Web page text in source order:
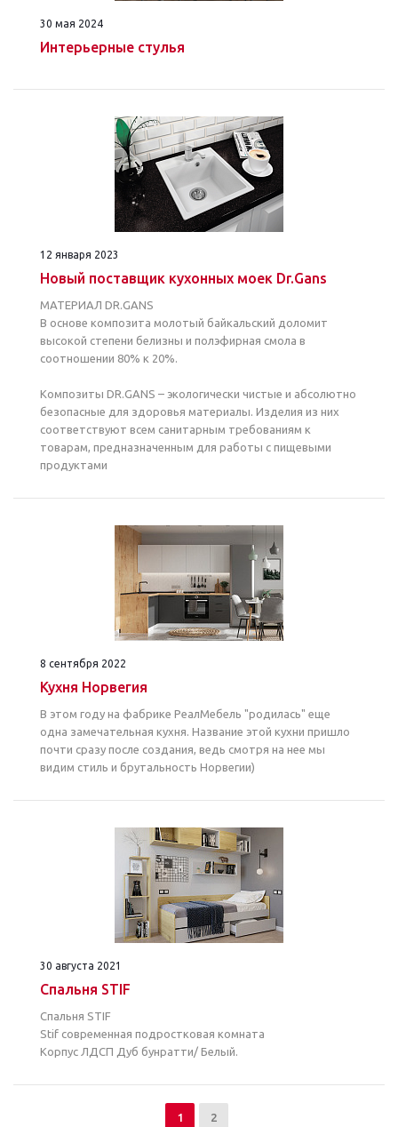
30 мая 2024
Интерьерные стулья
12 января 2023
Новый поставщик кухонных моек Dr.Gans
МАТЕРИАЛ DR.GANS
В основе композита молотый байкальский доломит
высокой степени белизны и полэфирная смола в
соотношении 80% к 20%.
Композиты DR.GANS – экологически чистые и абсолютно
безопасные для здоровья материалы. Изделия из них
соответствуют всем санитарным требованиям к
товарам, предназначенным для работы с пищевыми
продуктами
8 сентября 2022
Кухня Норвегия
В этом году на фабрике РеалМебель "родилась" еще
одна замечательная кухня. Название этой кухни пришло
почти сразу после создания, ведь смотря на нее мы
видим стиль и брутальность Норвегии)
30 августа 2021
Спальня STIF
Спальня STIF
Stif современная подростковая комната
Корпус ЛДСП Дуб бунратти/ Белый.
1 2